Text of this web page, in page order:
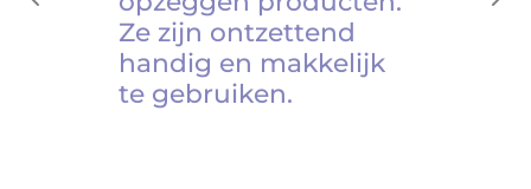
Ze zijn ontzettend
handig en makkelijk
te gebruiken.